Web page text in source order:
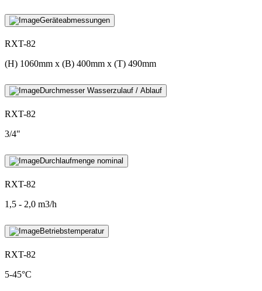
Geräteabmessungen
RXT-82
(H) 1060mm x (B) 400mm x (T) 490mm
Durchmesser Wasserzulauf / Ablauf
RXT-82
3/4"
Durchlaufmenge nominal
RXT-82
1,5 - 2,0 m3/h
Betriebstemperatur
RXT-82
5-45°C